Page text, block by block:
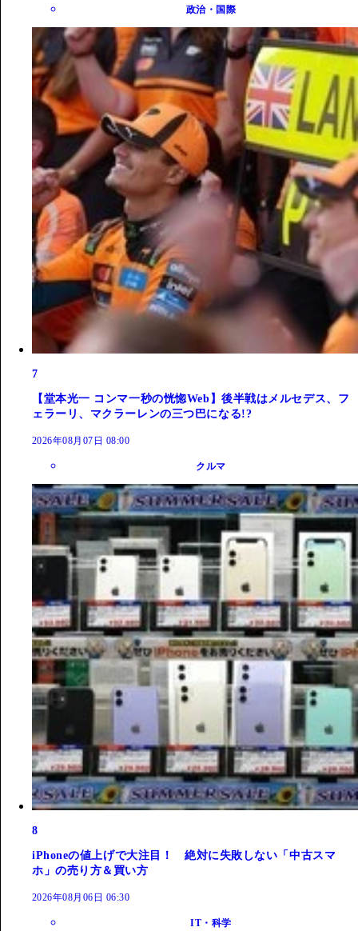
政治・国際
7
【堂本光一 コンマ一秒の恍惚Web】後半戦はメルセデス、フ
ェラーリ、マクラーレンの三つ巴になる!?
2026年08月07日 08:00
クルマ
8
iPhoneの値上げで大注目！ 絶対に失敗しない「中古スマ
ホ」の売り方＆買い方
2026年08月06日 06:30
IT・科学